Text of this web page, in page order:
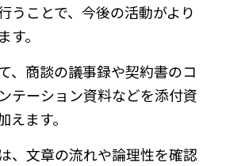
うことで、今後の活動がより
。
、商談の議事録や契約書のコ
テーション資料などを添付資
えます。
、文章の流れや論理性を確認